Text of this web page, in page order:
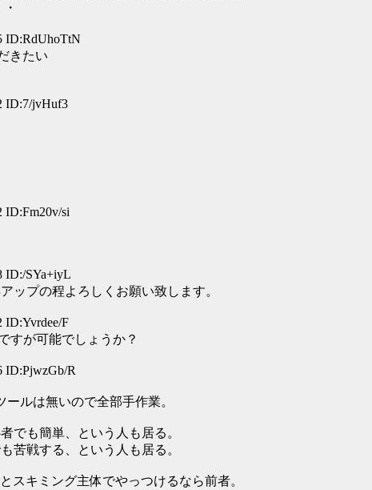
ID:RdUhoTtN
きたい
ID:7/jvHuf3
ID:Fm20v/si
ID:/SYa+iyL
ップの程よろしくお願い致します。
ID:Yvrdee/F
すが可能でしょうか？
ID:PjwzGb/R
ルは無いので全部手作業。
でも簡単、という人も居る。
苦戦する、という人も居る。
スキミング主体でやっつけるなら前者。